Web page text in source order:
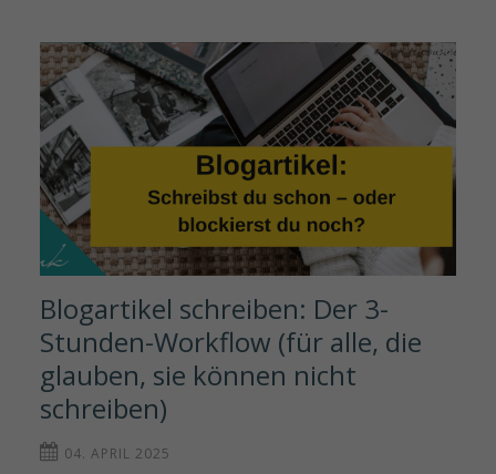
Blogartikel schreiben: Der 3-
Stunden-Workflow (für alle, die
glauben, sie können nicht
schreiben)
04. APRIL 2025